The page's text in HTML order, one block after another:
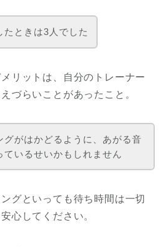
たときは3人でした
リットは、自分のトレーナー
づらいことがあったこと。
グがはかどるように、あがる音
ているせいかもしれません
グといっても待ち時間は一切
心してください。